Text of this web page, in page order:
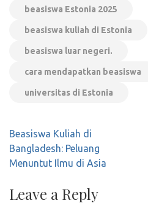
beasiswa Estonia 2025
beasiswa kuliah di Estonia
beasiswa luar negeri.
cara mendapatkan beasiswa
universitas di Estonia
Post
navigation
Beasiswa Kuliah di
Bangladesh: Peluang
Menuntut Ilmu di Asia
Leave a Reply